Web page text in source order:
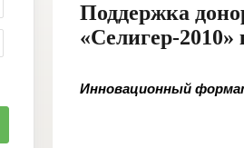
Поддержка
«Селигер-
Инновационный